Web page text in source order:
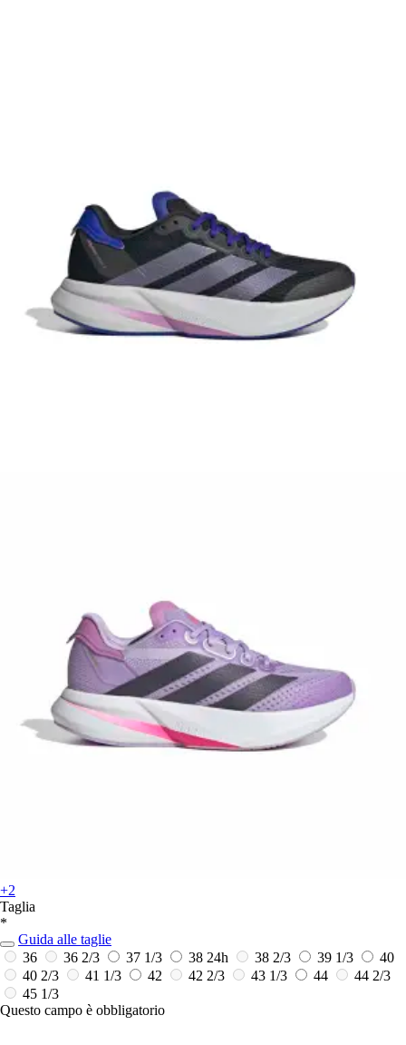
+2
Taglia
*
Guida alle taglie
36
36 2/3 37 1/3 38 24h 38 2/3 39 1/3
40
40 2/3
41 1/3 42 42 2/3 43 1/3 44
44 2/3
45 1/3
Questo campo è obbligatorio